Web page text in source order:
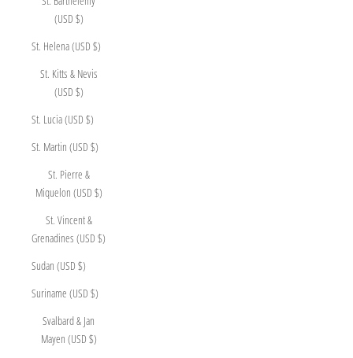
(USD $)
St. Helena (USD $)
St. Kitts & Nevis
(USD $)
St. Lucia (USD $)
St. Martin (USD $)
St. Pierre &
Miquelon (USD $)
St. Vincent &
Grenadines (USD $)
Sudan (USD $)
Suriname (USD $)
Svalbard & Jan
Mayen (USD $)